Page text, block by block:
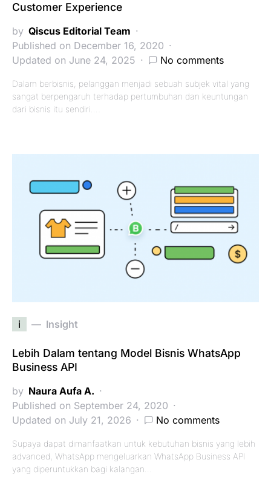
Customer Experience
by Qiscus Editorial Team
Published on December 16, 2020
Updated on June 24, 2025
No comments
Dalam berbisnis, pelanggan menjadi sebuah subjek vital yang
sangat berpengaruh terhadap pertumbuhan dan keuntungan
dari bisnis itu sendiri.…
i Insight
Lebih Dalam tentang Model Bisnis WhatsApp
Business API
by Naura Aufa A.
Published on September 24, 2020
Updated on July 21, 2026
No comments
Supaya dapat dimanfaatkan untuk kebutuhan bisnis yang lebih
advanced, WhatsApp mengeluarkan WhatsApp Business API
yang diperuntukkan bagi kalangan…